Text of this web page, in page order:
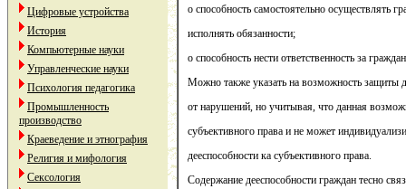
Цифровые устройства
История
Компьютерные науки
Управленческие науки
Психология педагогика
Промышленность
производство
Краеведение и этнография
Религия и мифология
Сексология
o способность самостоятельно осуществлять
исполнять обязанности;
o способность нести ответственность за
Можно также указать на возможность защиты
от нарушений, но учитывая, что данная
субъективного права и не может
дееспособности ка субъективного права.
Содержание дееспособности граждан тесно